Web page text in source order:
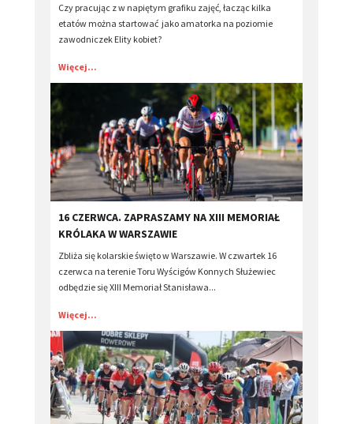
Czy pracując z w napiętym grafiku zajęć, łacząc kilka
etatów można startować jako amatorka na poziomie
zawodniczek Elity kobiet?
Więcej...
​16 CZERWCA. ZAPRASZAMY NA XIII MEMORIAŁ
KRÓLAKA W WARSZAWIE
Zbliża się kolarskie święto w Warszawie. W czwartek 16
czerwca na terenie Toru Wyścigów Konnych Służewiec
odbędzie się XIII Memoriał Stanisława...
Więcej...